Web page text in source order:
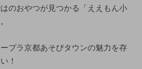
のおやつが見つかる「ええもん小
プラ京都あそびタウンの魅力を存
！